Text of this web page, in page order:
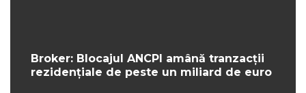
Broker: Blocajul ANCPI amână tranzacții
rezidențiale de peste un miliard de euro